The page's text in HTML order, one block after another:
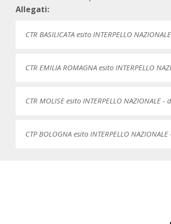
Allegati:
CTR BASILICATA esito INTERPELLO
CTR EMILIA ROMAGNA esito INTERPELLO
CTR MOLISE esito INTERPELLO NAZIONALE
CTP BOLOGNA esito INTERPELLO